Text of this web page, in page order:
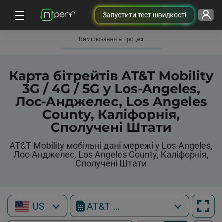
Запустити тест швидкості
Вимірювання в процесі
Карта бітрейтів AT&T Mobility
3G / 4G / 5G у Los-Angeles,
Лос-Анджелес, Los Angeles
County, Каліфорнія,
Сполучені Штати
AT&T Mobility мобільні дані мережі у Los-Angeles,
Лос-Анджелес, Los Angeles County, Каліфорнія,
Сполучені Штати
US AT&T Mobility